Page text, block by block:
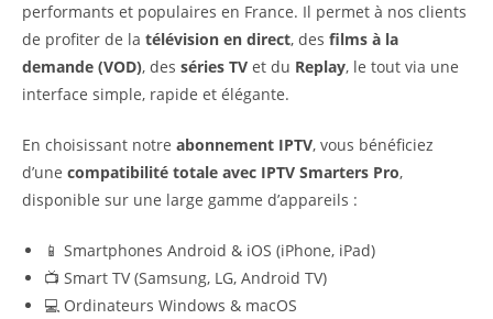
performants et populaires en France. Il permet à nos clients
de profiter de la télévision en direct, des films à la
demande (VOD), des séries TV et du Replay, le tout via une
interface simple, rapide et élégante.
En choisissant notre abonnement IPTV, vous bénéficiez
d’une compatibilité totale avec IPTV Smarters Pro,
disponible sur une large gamme d’appareils :
📱 Smartphones Android & iOS (iPhone, iPad)
📺 Smart TV (Samsung, LG, Android TV)
💻 Ordinateurs Windows & macOS